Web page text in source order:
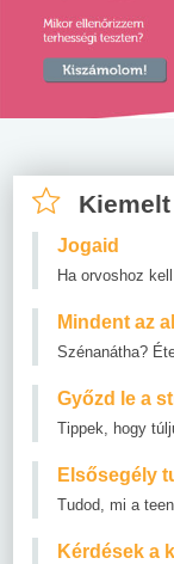
Jogaid
Ha orvoshoz
Mindent az
Szénanátha?
Győzd le a
Tippek, hogy
Elsősegély
Tudod, mi a
Kérdések a